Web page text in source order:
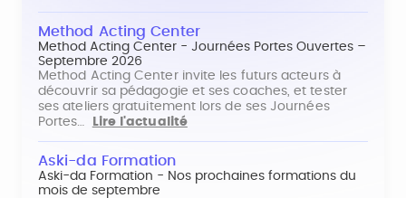
Method Acting Center
Method Acting Center - Journées Portes Ouvertes –
Septembre 2026
Method Acting Center invite les futurs acteurs à
découvrir sa pédagogie et ses coaches, et tester
ses ateliers gratuitement lors de ses Journées
Portes…
Lire l'actualité
Aski-da Formation
Aski-da Formation - Nos prochaines formations du
mois de septembre